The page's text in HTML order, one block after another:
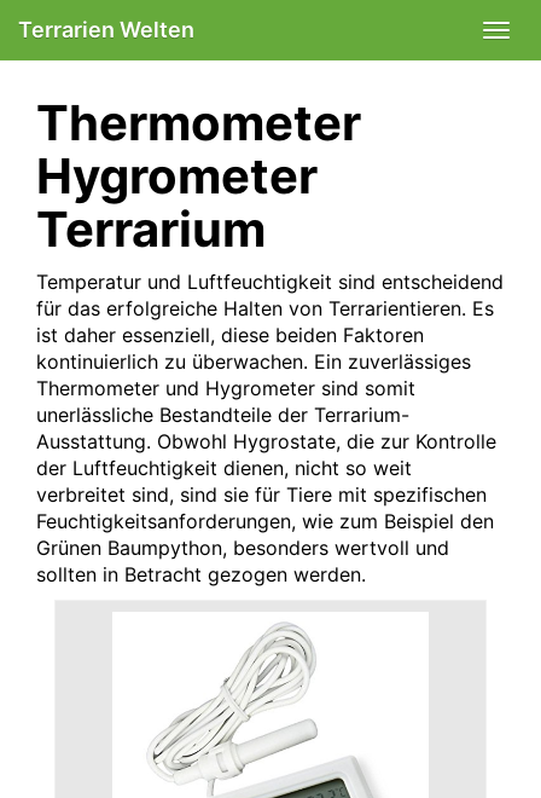
main
Terrarien Welten
Thermometer
Hygrometer
Terrarium
Temperatur und Luftfeuchtigkeit sind entscheidend
für das erfolgreiche Halten von Terrarientieren. Es
ist daher essenziell, diese beiden Faktoren
kontinuierlich zu überwachen. Ein zuverlässiges
Thermometer und Hygrometer sind somit
unerlässliche Bestandteile der Terrarium-
Ausstattung. Obwohl Hygrostate, die zur Kontrolle
der Luftfeuchtigkeit dienen, nicht so weit
verbreitet sind, sind sie für Tiere mit spezifischen
Feuchtigkeitsanforderungen, wie zum Beispiel den
Grünen Baumpython, besonders wertvoll und
sollten in Betracht gezogen werden.